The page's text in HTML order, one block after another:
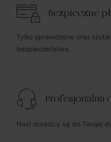
Bezpieczne
Tylko sprawdzone oraz
bezpieczeństwa.
Profesjonalna
Nasi doradcy są do Twojej
pośredniczy w obsłudze
ponosi odpowiedzialność
umową
, w tym realizuje
konsumenta;